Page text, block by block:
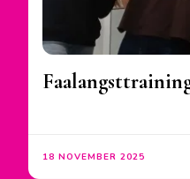
18 NOVEMBER 2025